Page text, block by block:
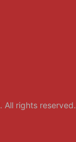
. All rights reserved.